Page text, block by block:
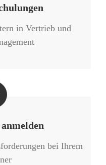
in Vertrieb und
bei Ihrem